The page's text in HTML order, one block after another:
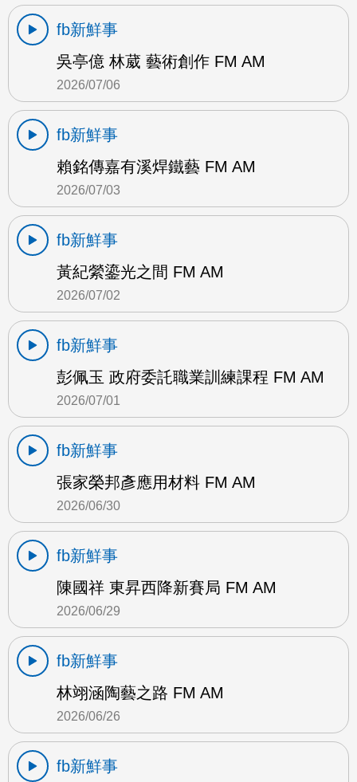
fb新鮮事
吳亭億 林葳 藝術創作 FM AM
2026/07/06
fb新鮮事
賴銘傳嘉有溪焊鐵藝 FM AM
2026/07/03
fb新鮮事
黃紀縈鎏光之間 FM AM
2026/07/02
fb新鮮事
彭佩玉 政府委託職業訓練課程 FM AM
2026/07/01
fb新鮮事
張家榮邦彥應用材料 FM AM
2026/06/30
fb新鮮事
陳國祥 東昇西降新賽局 FM AM
2026/06/29
fb新鮮事
林翊涵陶藝之路 FM AM
2026/06/26
fb新鮮事